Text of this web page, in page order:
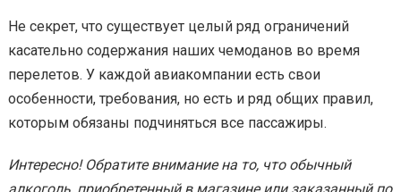
Не секрет, что существует целый ряд ограничений
касательно содержания наших чемоданов во время
перелетов. У каждой авиакомпании есть свои
особенности, требования, но есть и ряд общих правил,
которым обязаны подчиняться все пассажиры.
Интересно! Обратите внимание на то, что обычный